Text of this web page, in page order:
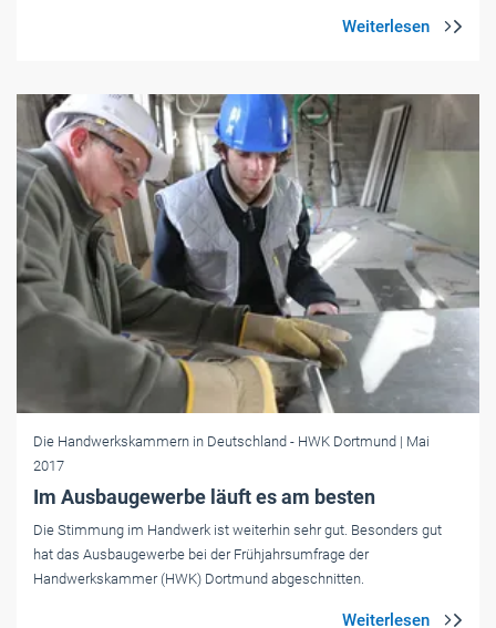
Die Handwerkskammern in Deutschland - HWK Dortmund | Mai
2017
Im Ausbaugewerbe läuft es am besten
Die Stimmung im Handwerk ist weiterhin sehr gut. Besonders gut
hat das Ausbaugewerbe bei der Frühjahrsumfrage der
Handwerkskammer (HWK) Dortmund abgeschnitten.